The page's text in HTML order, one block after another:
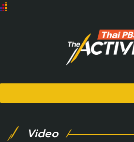
Video